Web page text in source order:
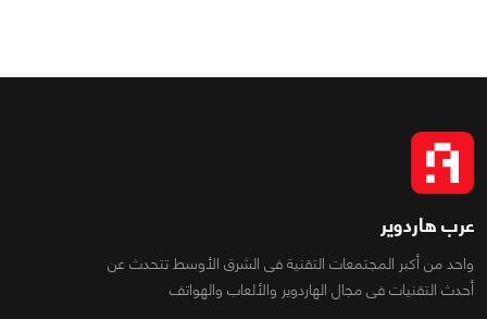
عرب هاردوير
واحد من أكبر المجتمعات التقنية فى الشرق الأوسط تتحدث عن
أحدث التقنيات فى مجال الهاردوير والألعاب والهواتف